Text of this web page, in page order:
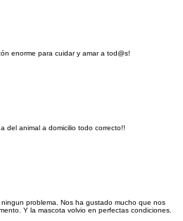
enorme para cuidar y amar a tod@s!
del animal a domicilio todo correcto!!
problema. Nos ha gustado mucho que nos
Y la mascota volvio en perfectas condiciones.